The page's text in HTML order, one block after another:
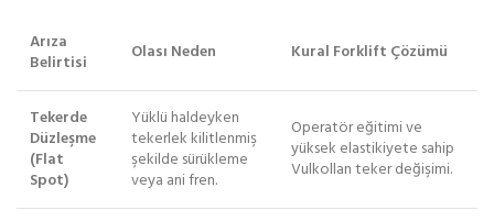
Arıza
Belirtisi
Olası Neden Kural Forklift Çözümü
Tekerde
Düzleşme
(Flat
Spot)
Yüklü haldeyken
tekerlek kilitlenmiş
şekilde sürükleme
veya ani fren.
Operatör eğitimi ve
yüksek elastikiyete sahip
Vulkollan teker değişimi.